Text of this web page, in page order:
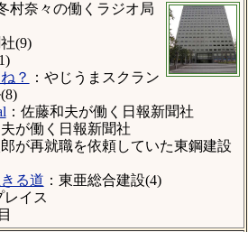
村奈々の働くラジオ局
(9)
？
：やじうまスクラン
：佐藤和夫が働く日報新聞社
夫が働く日報新聞社
が再就職を依頼していた東鋼建設
る道 ：東亜総合建設(4)
イス